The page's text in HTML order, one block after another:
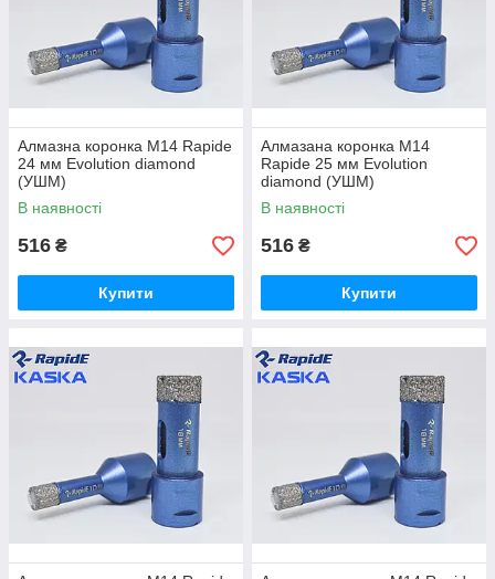
Алмазна коронка М14 Rapide
24 мм Evolution diamond
(УШМ)
В наявності
516 ₴
Купити
Алмазана коронка М14
Rapide 25 мм Evolution
diamond (УШМ)
В наявності
516 ₴
Купити